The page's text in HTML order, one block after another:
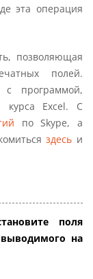
эта операция
позволяющая
полей.
программой,
курса Excel. С
по Skype, а
здесь и
поля
на